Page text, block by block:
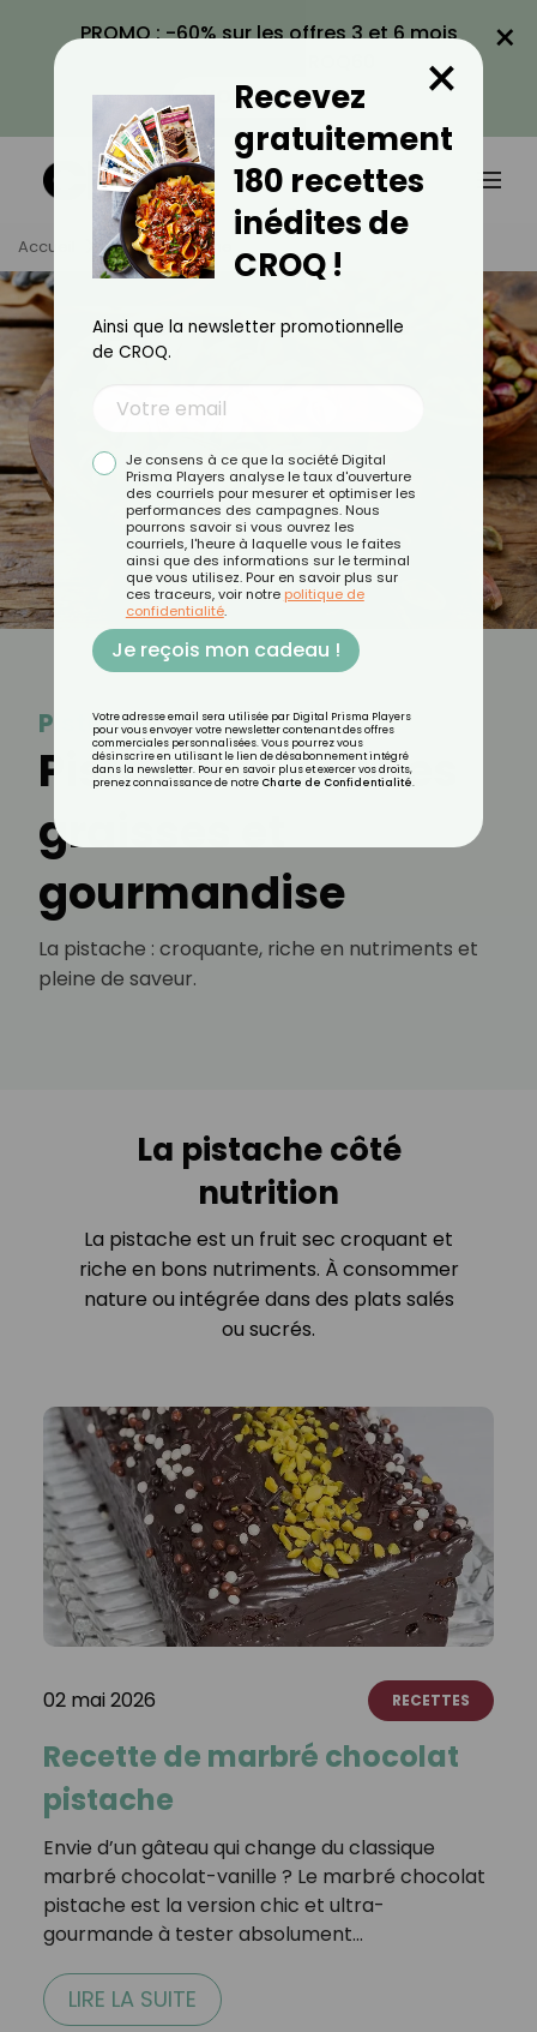
PROMO : -60% sur les offres 3 et 6 mois
VOIR LA PROMO
×
Accueil Tag Pistache
Pistache
Pistaches : bonnes
graisses et
gourmandise
La pistache : croquante, riche en nutriments et
pleine de saveur.
La pistache côté
nutrition
La pistache est un fruit sec croquant et
riche en bons nutriments. À consommer
nature ou intégrée dans des plats salés
ou sucrés.
02 mai 2026 RECETTES
Recette de marbré chocolat
pistache
Envie d’un gâteau qui change du classique
marbré chocolat-vanille ? Le marbré chocolat
pistache est la version chic et ultra-
gourmande à tester absolument…
LIRE LA SUITE
Recevez
gratuitement
180 recettes
inédites de
CROQ !
×
Ainsi que la newsletter promotionnelle
de CROQ.
Je consens à ce que la société Digital
Prisma Players analyse le taux d'ouverture
des courriels pour mesurer et optimiser les
performances des campagnes. Nous
pourrons savoir si vous ouvrez les
courriels, l'heure à laquelle vous le faites
ainsi que des informations sur le terminal
que vous utilisez. Pour en savoir plus sur
ces traceurs, voir notre politique de
confidentialité.
Je reçois mon cadeau !
Votre adresse email sera utilisée par Digital Prisma Players
pour vous envoyer votre newsletter contenant des offres
commerciales personnalisées. Vous pourrez vous
désinscrire en utilisant le lien de désabonnement intégré
dans la newsletter. Pour en savoir plus et exercer vos droits,
prenez connaissance de notre Charte de Confidentialité.